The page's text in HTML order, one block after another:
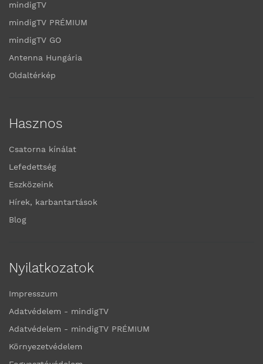
mindigTV
mindigTV PRÉMIUM
mindigTV GO
Antenna Hungária
Oldaltérkép
Hasznos
Csatorna kínálat
Lefedettség
Eszközeink
Hírek, karbantartások
Blog
Nyilatkozatok
Impresszum
Adatvédelem - mindigTV
Adatvédelem - mindigTV PRÉMIUM
Környezetvédelem